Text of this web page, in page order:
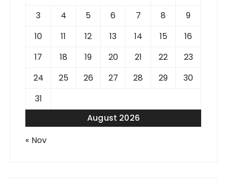
August 2026
3
4 5 6 7 8
9
10
11 12 13 14 15
16
17
18 19 20 21 22
23
24
25 26 27 28 29
30
31
« Nov